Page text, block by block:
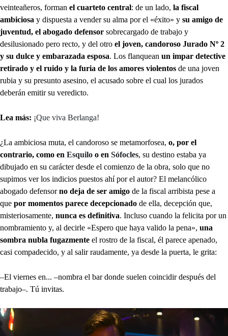
veinteañeros, forman el cuarteto central: de un lado, la fiscal
ambiciosa y dispuesta a vender su alma por el «éxito» y su amigo de
juventud, el abogado defensor sobrecargado de trabajo y
desilusionado pero recto, y del otro el joven, candoroso Jurado Nº 2
y su dulce y embarazada esposa. Los flanquean un impar detective
retirado y el ruido y la furia de los amores violentos de una joven
rubia y su presunto asesino, el acusado sobre el cual los jurados
deberán emitir su veredicto.
Lea más: ¡Que viva Berlanga!
¿La ambiciosa muta, el candoroso se metamorfosea, o, por el
contrario, como en Esquilo o en Sófocles, su destino estaba ya
dibujado en su carácter desde el comienzo de la obra, solo que no
supimos ver los indicios puestos ahí por el autor? El melancólico
abogado defensorno deja de ser amigo de la fiscal arribista pese a
que por momentos parece decepcionado de ella, decepción que,
misteriosamente, nunca es definitiva. Incluso cuando la felicita por un
nombramiento y, al decirle «Espero que haya valido la pena», una
sombra nubla fugazmente el rostro de la fiscal, él parece apenado,
casi compadecido, y al salir raudamente, ya desde la puerta, le grita:
–El viernes en... –nombra el bar donde suelen coincidir después del
trabajo–. Tú invitas.